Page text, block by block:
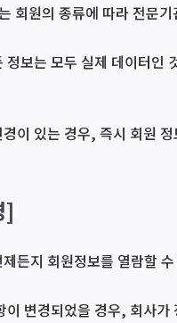
회원의 종류에 따라 전문
보는 모두 실제 데이터
이 있는 경우, 즉시 회원
]
든지 회원정보를 열람할
변경되었을 경우, 회사